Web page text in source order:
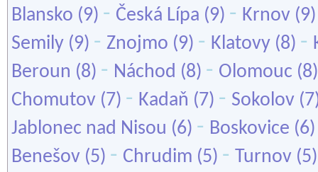
Blansko (9) - Česká Lípa (9) - Krnov
Semily (9) - Znojmo (9) - Klatovy (8) -
Beroun (8) - Náchod (8) - Olomouc
Chomutov (7) - Kadaň (7) - Sokolov
Jablonec nad Nisou (6) - Boskovice
Benešov (5) - Chrudim (5) - Turnov